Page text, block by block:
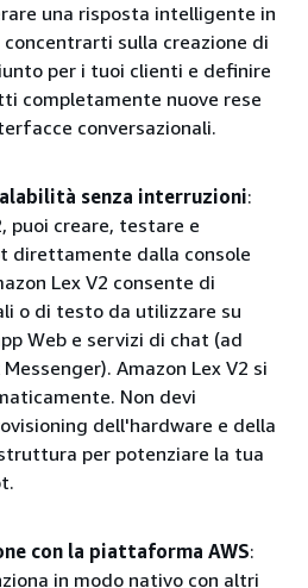
una risposta intelligente in
sulla creazione di
per i tuoi clienti e definire
completamente nuove rese
conversazionali.
senza interruzioni:
puoi creare, testare e
direttamente dalla console
Lex V2 consente di
o di testo da utilizzare su
Web e servizi di chat (ad
Amazon Lex V2 si
Non devi
dell'hardware e della
per potenziare la tua
con la piattaforma AWS:
in modo nativo con altri